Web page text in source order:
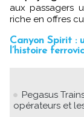
aux passagers
riche en offres
Canyon Spirit :
l’histoire
Pegasus
opérateurs et